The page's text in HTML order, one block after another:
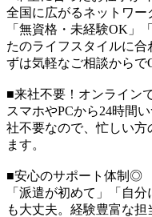
全国に広がるネットワー
「無資格・未経験OK」
たのライフスタイルに合
ずは気軽なご相談からで
■来社不要！オンライン
スマホやPCから24時間
社不要なので、忙しい
ます。
■安心のサポート体制◎
「派遣が初めて」「自
も大丈夫。経験豊富な